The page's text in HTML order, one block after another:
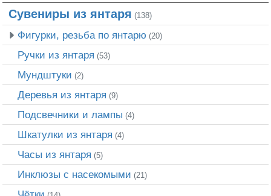
Сувениры из янтаря (138)
Фигурки, резьба по янтарю (20)
Ручки из янтаря (53)
Мундштуки (2)
Деревья из янтаря (9)
Подсвечники и лампы (4)
Шкатулки из янтаря (4)
Часы из янтаря (5)
Инклюзы с насекомыми (21)